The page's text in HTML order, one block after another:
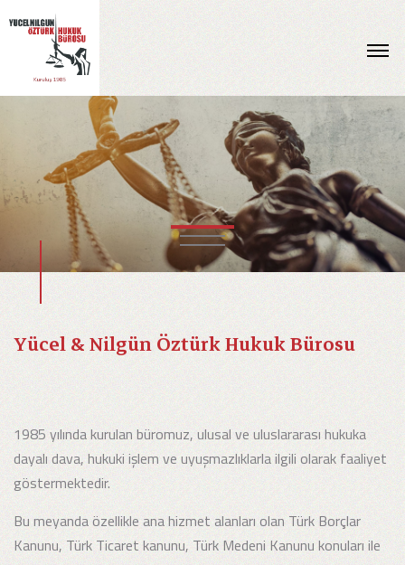
Yücel & Nilgün Öztürk Hukuk Bürosu
1985 yılında kurulan büromuz, ulusal ve uluslararası hukuka
dayalı dava, hukuki işlem ve uyuşmazlıklarla ilgili olarak faaliyet
göstermektedir.
Bu meyanda özellikle ana hizmet alanları olan Türk Borçlar
Kanunu, Türk Ticaret kanunu, Türk Medeni Kanunu konuları ile